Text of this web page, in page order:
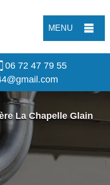
MENU
06 72 47 79 55
La Chapelle Glain